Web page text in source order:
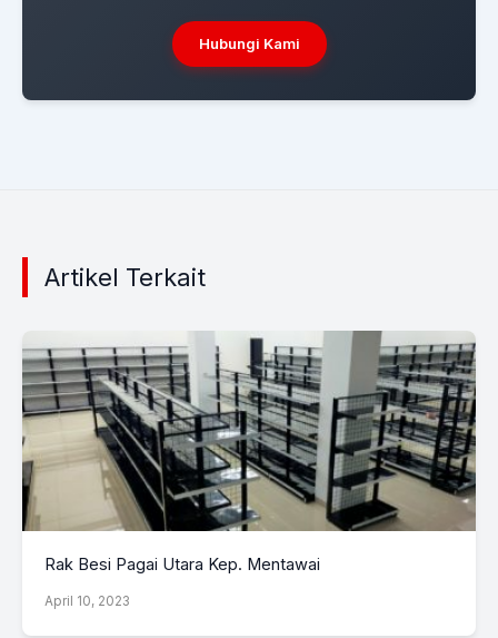
Hubungi Kami
Artikel Terkait
Rak Besi Pagai Utara Kep. Mentawai
April 10, 2023